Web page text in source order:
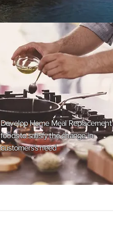
Develop Home Meal Replacement
foods to satisfy the change in
customers's need